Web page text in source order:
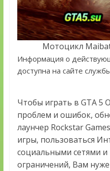
Мотоцикл
Информация о
доступна на сайте
Чтобы играть в GTA 5
проблем и ошибок,
лаунчер Rockstar
игры, пользоваться
социальными сетями и
ограничений, Вам